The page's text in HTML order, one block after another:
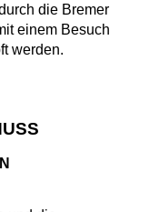
die Bremer
einem Besuch
werden.